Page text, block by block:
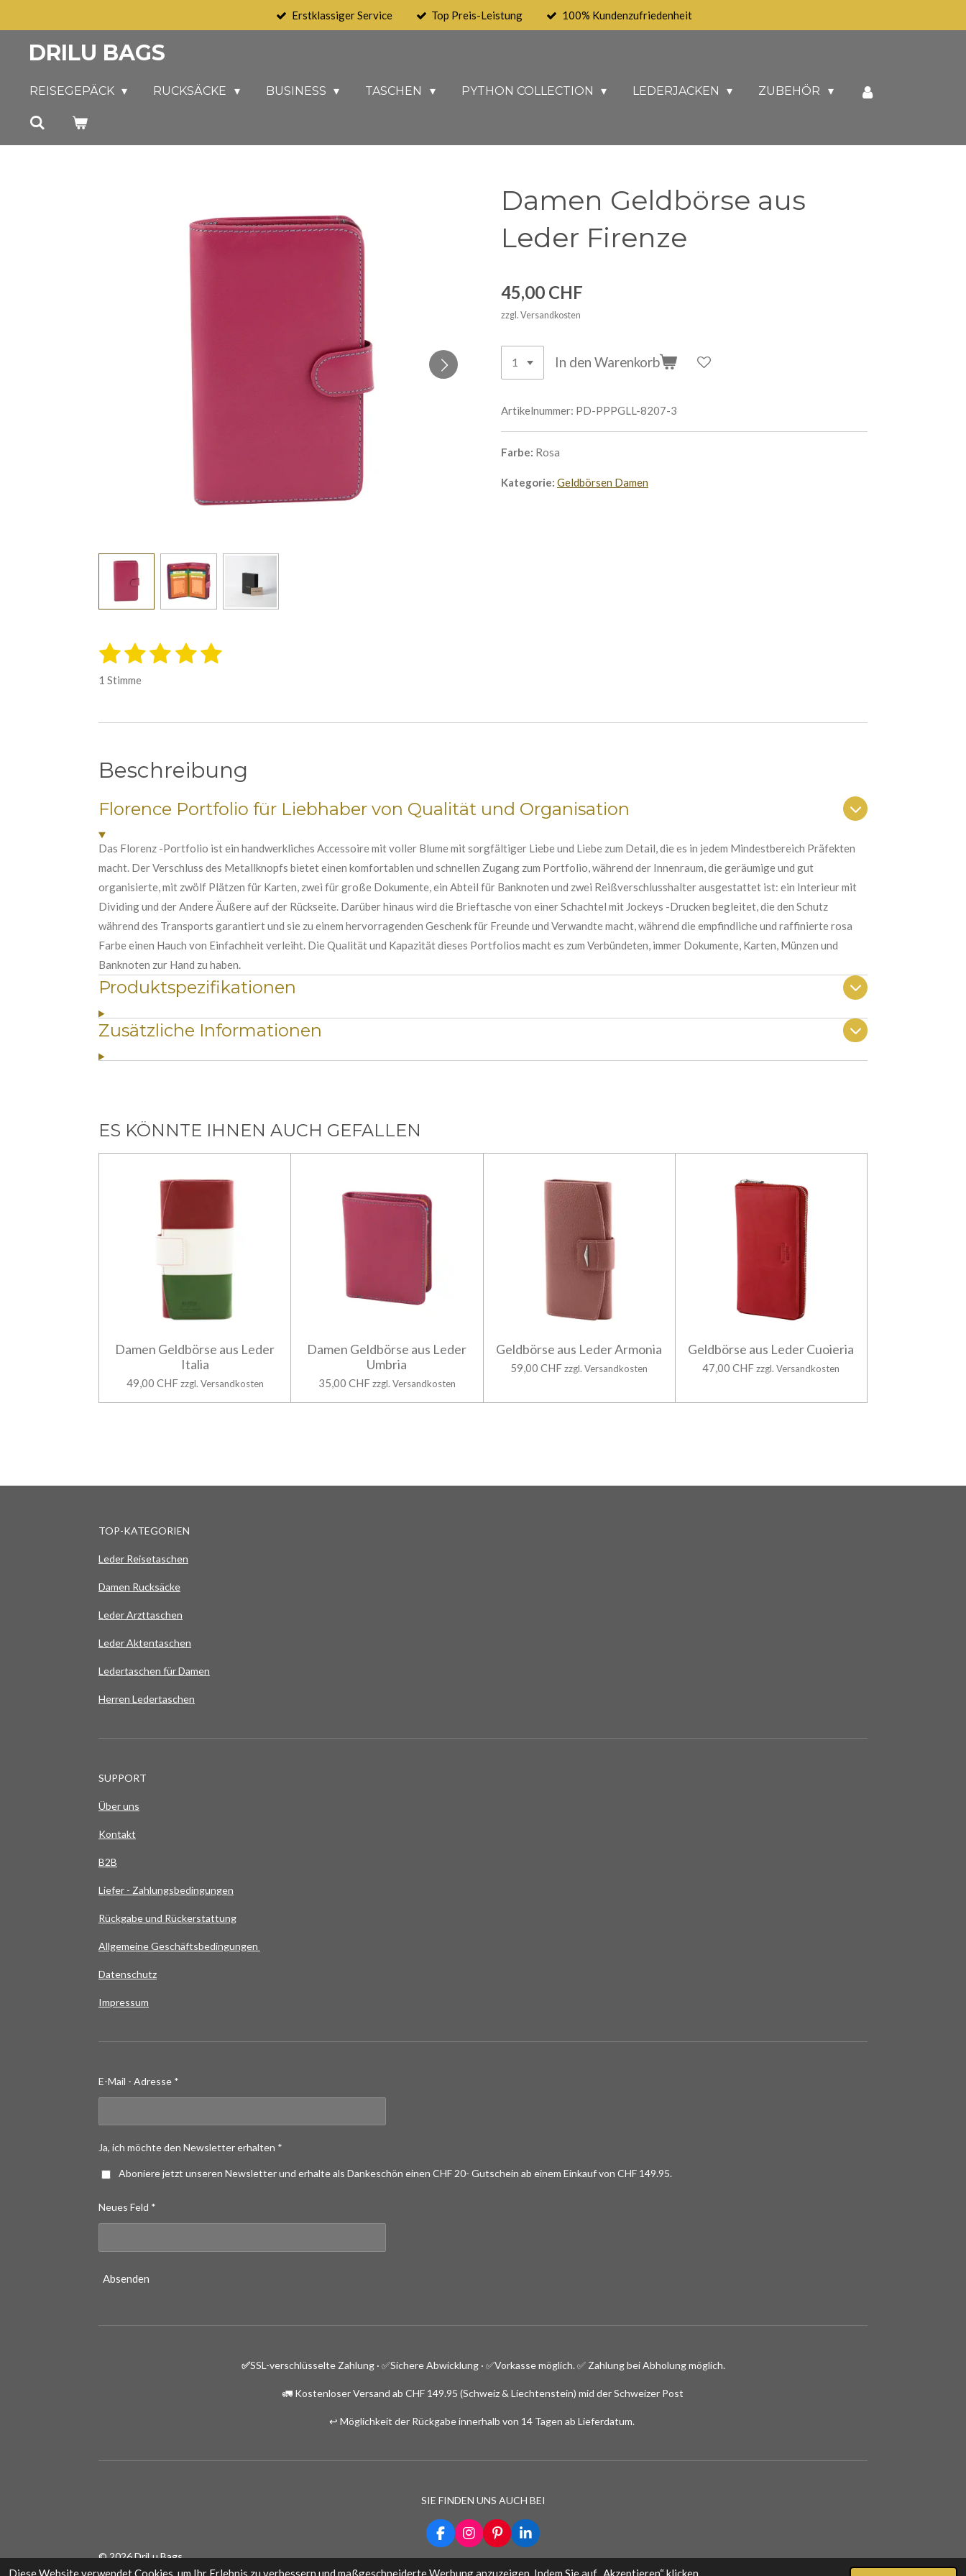
Diese Website verwendet Cookies, um Ihr Erlebnis zu verbessern und maßgeschneiderte Werbung anzuzeigen. Indem Sie auf „Akzeptieren“ klicken,
springen
Erstklassiger Service Top Preis-Leistung 100% Kundenzufriedenheit
DRILU BAGS
REISEGEPÄCK RUCKSÄCKE BUSINESS TASCHEN PYTHON COLLECTION LEDERJACKEN ZUBEHÖR
Damen Geldbörse aus
Leder Firenze
45,00 CHF
zzgl. Versandkosten
In den Warenkorb
Artikelnummer: PD-PPPGLL-8207-3
Farbe: Rosa
Kategorie: Geldbörsen Damen
B
u
g
5
S
t
e
r
n
e
1
S
e
n
2
S
e
n
3
e
n
4
e
n
5
e
n
B
u
a
b
e
n
n
1 Stimme
Beschreibung
Florence Portfolio für Liebhaber von Qualität und Organisation
Das Florenz -Portfolio ist ein handwerkliches Accessoire mit voller Blume mit sorgfältiger Liebe und Liebe zum Detail, die es in jedem Mindestbereich Präfekten
macht. Der Verschluss des Metallknopfs bietet einen komfortablen und schnellen Zugang zum Portfolio, während der Innenraum, die geräumige und gut
organisierte, mit zwölf Plätzen für Karten, zwei für große Dokumente, ein Abteil für Banknoten und zwei Reißverschlusshalter ausgestattet ist: ein Interieur mit
Dividing und der Andere Äußere auf der Rückseite. Darüber hinaus wird die Brieftasche von einer Schachtel mit Jockeys -Drucken begleitet, die den Schutz
während des Transports garantiert und sie zu einem hervorragenden Geschenk für Freunde und Verwandte macht, während die empfindliche und raffinierte rosa
Farbe einen Hauch von Einfachheit verleiht. Die Qualität und Kapazität dieses Portfolios macht es zum Verbündeten, immer Dokumente, Karten, Münzen und
Banknoten zur Hand zu haben.
Produktspezifikationen
Zusätzliche Informationen
ES KÖNNTE IHNEN AUCH GEFALLEN
Damen Geldbörse aus Leder
Italia
49,00 CHF zzgl. Versandkosten
Damen Geldbörse aus Leder
Umbria
35,00 CHFzzgl. Versandkosten
Geldbörse aus Leder Armonia
59,00 CHFzzgl. Versandkosten
Geldbörse aus Leder Cuoieria
47,00 CHF zzgl. Versandkosten
TOP-KATEGORIEN
Leder Reisetaschen
Damen Rucksäcke
Leder Arzttaschen
Leder Aktentaschen
Ledertaschen für Damen
Herren Ledertaschen
SUPPORT
Über uns
Kontakt
B2B
Liefer - Zahlungsbedingungen
Rückgabe und Rückerstattung
Allgemeine Geschäftsbedingungen
Datenschutz
Impressum
E-Mail - Adresse *
Ja, ich möchte den Newsletter erhalten *
Aboniere jetzt unseren Newsletter und erhalte als Dankeschön einen CHF 20- Gutschein ab einem Einkauf von CHF 149.95.
Neues Feld *
Absenden
✅SSL-verschlüsselte Zahlung · ✅Sichere Abwicklung · ✅Vorkasse möglich. ✅ Zahlung bei Abholung möglich.
🚛 Kostenloser Versand ab CHF 149.95 (Schweiz & Liechtenstein) mid der Schweizer Post
↩️ Möglichkeit der Rückgabe innerhalb von 14 Tagen ab Lieferdatum.
SIE FINDEN UNS AUCH BEI
F
a
I
n
P
i
L
i
© 2026 DriLu Bags